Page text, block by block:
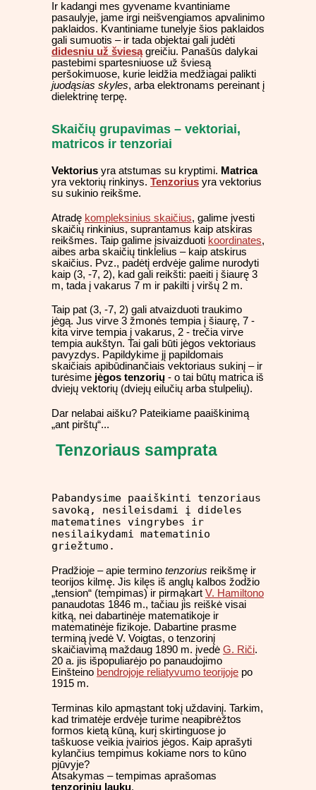
Ir kadangi mes gyvename kvantiniame
pasaulyje, jame irgi neišvengiamos apvalinimo
paklaidos. Kvantiniame tunelyje šios paklaidos
gali sumuotis – ir tada objektai gali judėti
didesniu už šviesągreičiu. Panašūs dalykai
pastebimi spartesniuose už šviesą
peršokimuose, kurie leidžia medžiagai palikti
juodąsias skyles, arba elektronams pereinant į
dielektrinę terpę.
Skaičių grupavimas – vektoriai,
matricos ir tenzoriai
Vektorius yra atstumas su kryptimi. Matrica
yra vektorių rinkinys. Tenzorius yra vektorius
su sukinio reikšme.
Atradę kompleksinius skaičius, galime įvesti
skaičių rinkinius, suprantamus kaip atskiras
reikšmes. Taip galime įsivaizduoti koordinates,
aibes arba skaičių tinklelius – kaip atskirus
skaičius. Pvz., padėtį erdvėje galime nurodyti
kaip (3, -7, 2), kad gali reikšti: paeiti į šiaurę 3
m, tada į vakarus 7 m ir pakilti į viršų 2 m.
Taip pat (3, -7, 2) gali atvaizduoti traukimo
jėgą. Jus virve 3 žmonės tempia į šiaurę, 7 -
kita virve tempia į vakarus, 2 - trečia virve
tempia aukštyn. Tai gali būti jėgos vektoriaus
pavyzdys. Papildykime jį papildomais
skaičiais apibūdinančiais vektoriaus sukinį – ir
turėsime jėgos tenzorių - o tai būtų matrica iš
dviejų vektorių (dviejų eilučių arba stulpelių).
Dar nelabai aišku? Pateikiame paaiškinimą
„ant pirštų“...
Tenzoriaus samprata
Pabandysime paaiškinti tenzoriaus
savoką, nesileisdami į dideles
matematines vingrybes ir
nesilaikydami matematinio
griežtumo.
Pradžioje – apie termino tenzorius reikšmę ir
teorijos kilmę. Jis kilęs iš anglų kalbos žodžio
„tension“ (tempimas) ir pirmąkart V. Hamiltono
panaudotas 1846 m., tačiau jis reiškė visai
kitką, nei dabartinėje matematikoje ir
matematinėje fizikoje. Dabartine prasme
terminą įvedė V. Voigtas, o tenzorinį
skaičiavimą maždaug 1890 m. įvedė G. Riči.
20 a. jis išpopuliarėjo po panaudojimo
Einšteino bendrojoje reliatyvumo teorijoje po
1915 m.
Terminas kilo apmąstant tokį uždavinį. Tarkim,
kad trimatėje erdvėje turime neapibrėžtos
formos kietą kūną, kurį skirtinguose jo
taškuose veikia įvairios jėgos. Kaip aprašyti
kylančius tempimus kokiame nors to kūno
pjūvyje?
Atsakymas – tempimas aprašomas
tenzoriniu lauku.